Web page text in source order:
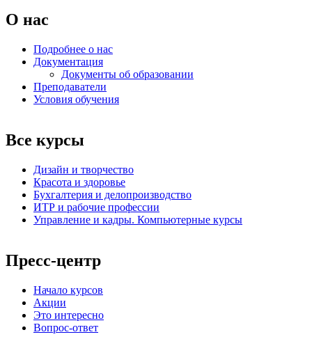
О нас
Подробнее о нас
Документация
Документы об образовании
Преподаватели
Условия обучения
Все курсы
Дизайн и творчество
Красота и здоровье
Бухгалтерия и делопроизводство
ИТР и рабочие профессии
Управление и кадры. Компьютерные курсы
Пресс-центр
Начало курсов
Акции
Это интересно
Вопрос-ответ